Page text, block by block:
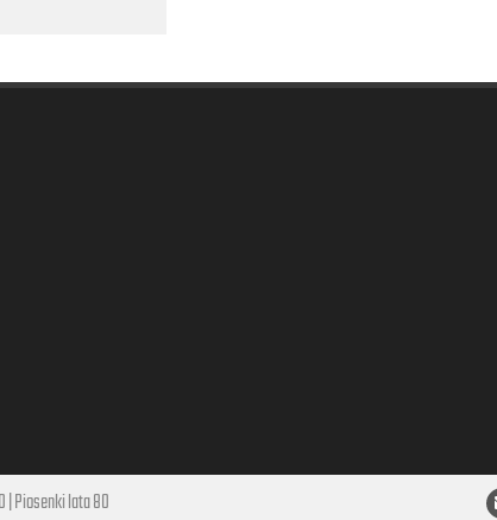
|Piosenki lata 80